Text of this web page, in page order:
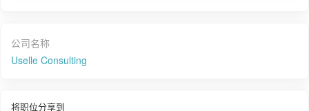
公司名称
Uselle Consulting
将职位分享到